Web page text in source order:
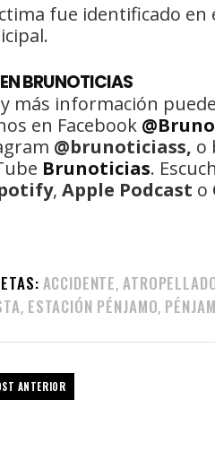
fue identificado en
BRUNOTICIAS
más información
en Facebook
@brunoticiass, o
Brunoticias.
, Apple Podcast o
ACCIDENTE,
, ESTACIÓN PÉNJAMO,
ANTERIOR